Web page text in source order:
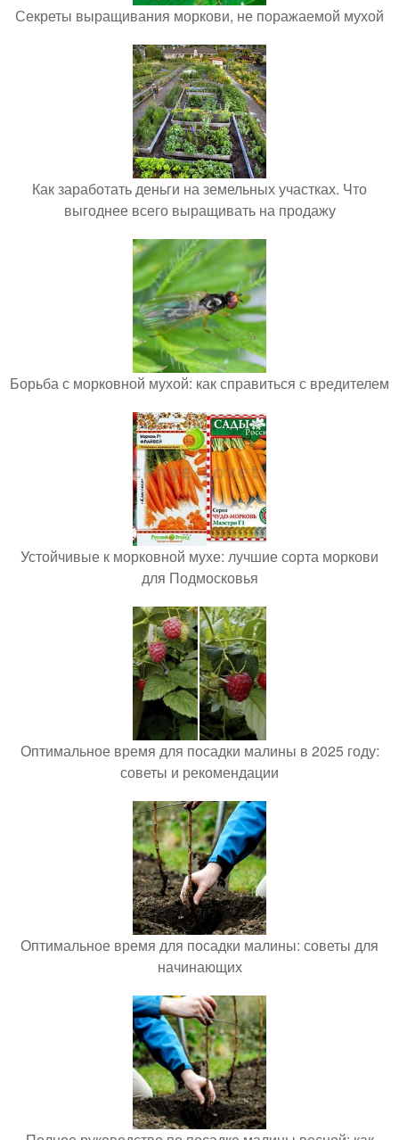
Секреты выращивания моркови, не поражаемой мухой
Как заработать деньги на земельных участках. Что
выгоднее всего выращивать на продажу
Борьба с морковной мухой: как справиться с вредителем
Устойчивые к морковной мухе: лучшие сорта моркови
для Подмосковья
Оптимальное время для посадки малины в 2025 году:
советы и рекомендации
Оптимальное время для посадки малины: советы для
начинающих